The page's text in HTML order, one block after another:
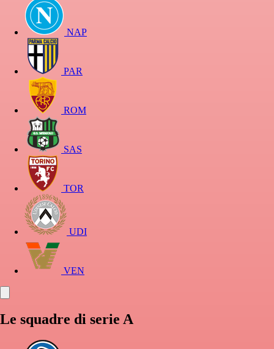
NAP
PAR
ROM
SAS
TOR
UDI
VEN
Le squadre di serie A